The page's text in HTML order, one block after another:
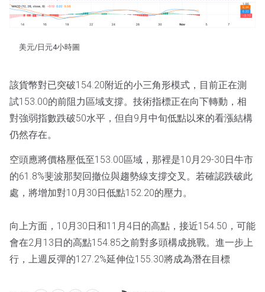
美元/日元4小時圖
該貨幣對已突破154.20附近的小三角形模式，目前正在測
試153.00的前阻力區域支撐。技術指標正在向下轉動，相
對強弱指數跌破50水平，但自9月中旬低點以來的看漲結構
仍然存在。
空頭應將價格壓低至153.00區域，那裡是10月29-30日牛市
的61.8%斐波那契回撤位與趨勢線支撐交叉。若確認跌破此
處，將增加對10月30日低點152.20的壓力。
向上方面，10月30日和11月4日的高點，接近154.50，可能
會在2月13日的高點154.85之前對多頭構成挑戰。進一步上
行，上週反彈的127.2%延伸位155.30將成為潛在目標